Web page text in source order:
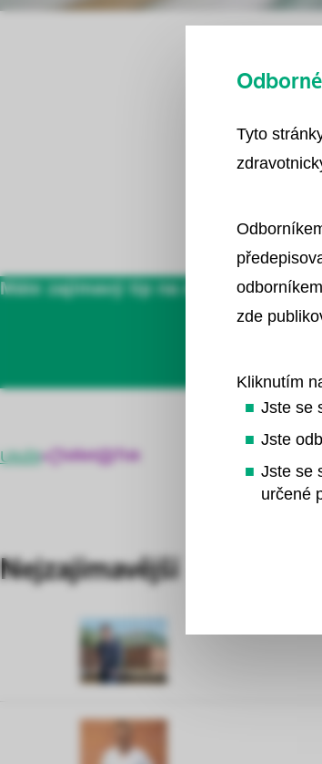
Máte zajímavý tip na další témata
Uložit
Nejzajímavější
Tyto
zde
Kliknutím
Jste se
Jste
Jste se
určené